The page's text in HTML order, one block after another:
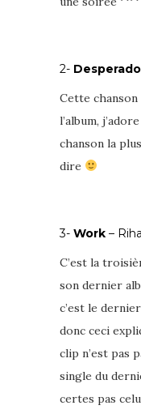
2- Desperado
Cette
l’album,
chanson la
dire
3- Work –
C’est la
son dernier
c’est le
donc ceci
clip n’est pas
single du
certes pas